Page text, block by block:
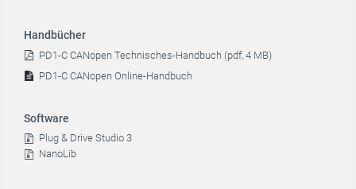
Handbücher
PD1-C CANopen Technisches-Handbuch (pdf, 4 MB)
PD1-C CANopen Online-Handbuch
Software
Plug & Drive Studio 3
NanoLib